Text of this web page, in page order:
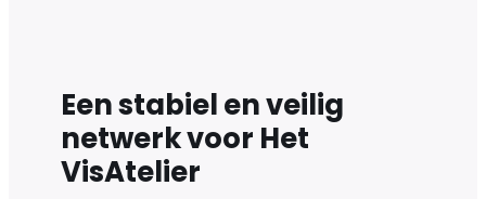
Een stabiel en veilig
netwerk voor Het
VisAtelier